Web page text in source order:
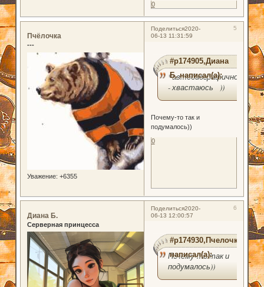
0
Поделиться 5
2020-
06-13 11:31:59
Пчёлочка
---
Уважение: +6355
#p174905,Диана
Б. написал(а):
*автобиографичное
- хвастаюсь ))
Почему-то так и
подумалось))
0
Поделиться 6
2020-
06-13 12:00:57
Диана Б.
Серверная принцесса
#p174930,Пчелочка
написал(а):
Почему-то так и
подумалось))